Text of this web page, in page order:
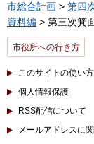
市総合計画 > 第四
資料編 > 第三次箕
市役所への行き方
このサイトの使い
個人情報保護
RSS配信について
メールアドレスに